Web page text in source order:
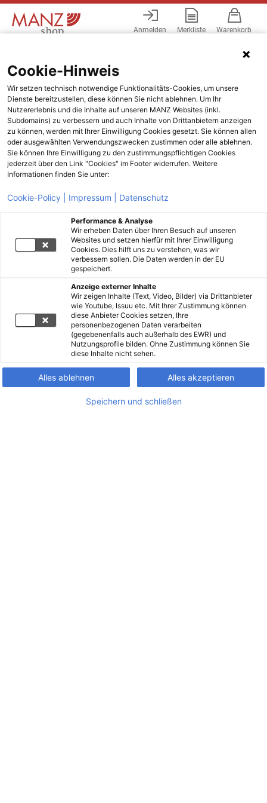
Anmelden Merkliste Warenkorb
Cookie-Hinweis
Wir setzen technisch notwendige Funktionalitäts-Cookies, um unsere
Dienste bereitzustellen, diese können Sie nicht ablehnen. Um Ihr
Nutzererlebnis und die Inhalte auf unseren MANZ Websites (inkl.
Subdomains) zu verbessern und auch Inhalte von Drittanbietern anzeigen
zu können, werden mit Ihrer Einwilligung Cookies gesetzt. Sie können allen
oder ausgewählten Verwendungszwecken zustimmen oder alle ablehnen.
Sie können Ihre Einwilligung zu den zustimmungspflichtigen Cookies
jederzeit über den Link "Cookies" im Footer widerrufen. Weitere
Informationen finden Sie unter:
Cookie-Policy | Impressum | Datenschutz
Performance & Analyse
Wir erheben Daten über Ihren Besuch auf unseren
Websites und setzen hierfür mit Ihrer Einwilligung
Cookies. Dies hilft uns zu verstehen, was wir
verbessern sollen. Die Daten werden in der EU
gespeichert.
Anzeige externer Inhalte
Wir zeigen Inhalte (Text, Video, Bilder) via Drittanbieter
wie Youtube, Issuu etc. Mit Ihrer Zustimmung können
diese Anbieter Cookies setzen, Ihre
personenbezogenen Daten verarbeiten
(gegebenenfalls auch außerhalb des EWR) und
Nutzungsprofile bilden. Ohne Zustimmung können Sie
diese Inhalte nicht sehen.
Alles ablehnen Alles akzeptieren
Speichern und schließen